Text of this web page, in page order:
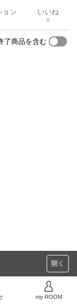
ョン いいね
0
了商品を含む
開く
my ROOM